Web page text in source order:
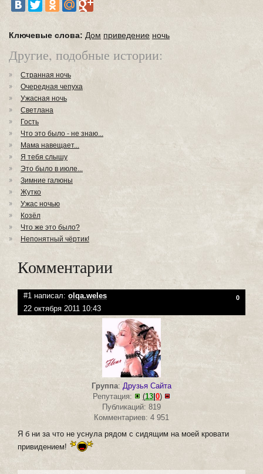
Ключевые слова: Дом приведение ночь
Другие, подобные истории:
Странная ночь
Очередная чепуха
Ужасная ночь
Светлана
Гость
Что это было - не знаю...
Мама навещает...
Я тебя слышу
Это было в июле...
Зимние галюны
Жутко
Ужас ночью
Козёл
Что же это было?
Непонятный чёртик!
Комментарии
#1 написал: olqa.weles 0
22 октября 2011 10:43
Группа: Друзья Сайта
Репутация:
(13 0)
Публикаций: 819
Комментариев: 4 951
Я б ни за что не уснула рядом с сидящим на моей кровати
привидением!